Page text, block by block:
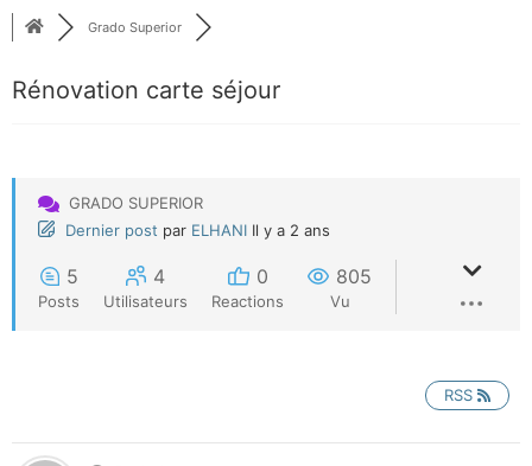
Grado Superior
Rénovation carte séjour
GRADO SUPERIOR
Dernier post par ELHANI Il y a 2 ans
5
Posts
4
Utilisateurs
0
Reactions
805
Vu
RSS